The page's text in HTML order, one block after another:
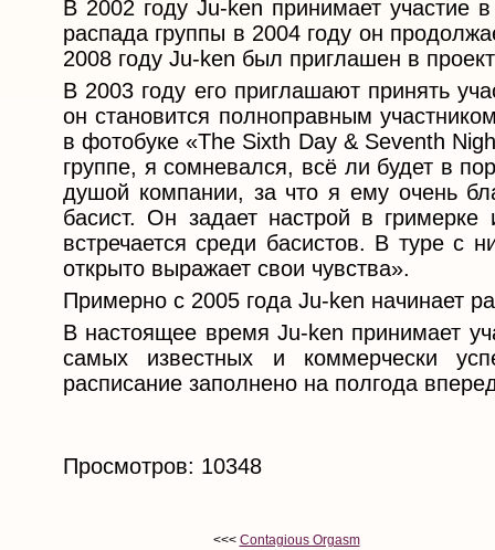
В 2002 году Ju-ken принимает участие
распада группы в 2004 году он
2008 году Ju-ken был приглашен в
В 2003 году его приглашают принять
он становится полноправным
в фотобуке «The Sixth Day & Seventh
группе, я сомневался, всё ли будет в
душой компании, за что я ему очень
басист. Он задает настрой в
встречается среди басистов. В туре
открыто выражает свои чувства».
Примерно с 2005 года Ju-ken начинает
В настоящее время Ju-ken принимает
самых известных и коммерчески
расписание заполнено на полгода
Просмотров: 10348
<<< Contagious Orgasm